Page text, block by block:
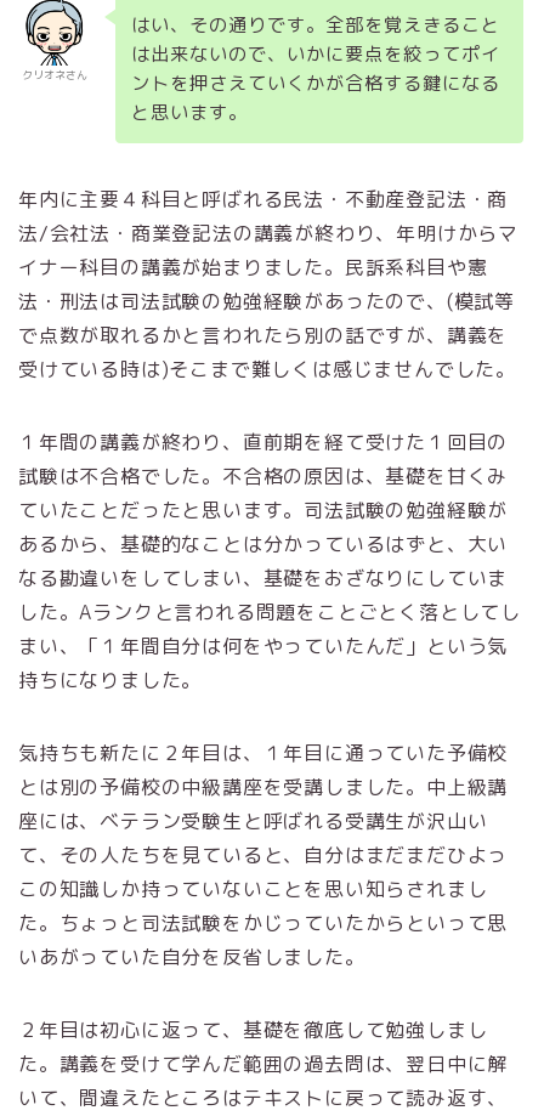
クリオネさん
はい、その通りです。全部を覚えきること
は出来ないので、いかに要点を絞ってポイ
ントを押さえていくかが合格する鍵になる
と思います。
年内に主要４科目と呼ばれる民法・不動産登記法・商
法/会社法・商業登記法の講義が終わり、年明けからマ
イナー科目の講義が始まりました。民訴系科目や憲
法・刑法は司法試験の勉強経験があったので、(模試等
で点数が取れるかと言われたら別の話ですが、講義を
受けている時は)そこまで難しくは感じませんでした。
１年間の講義が終わり、直前期を経て受けた１回目の
試験は不合格でした。不合格の原因は、基礎を甘くみ
ていたことだったと思います。司法試験の勉強経験が
あるから、基礎的なことは分かっているはずと、大い
なる勘違いをしてしまい、基礎をおざなりにしていま
した。Aランクと言われる問題をことごとく落としてし
まい、「１年間自分は何をやっていたんだ」という気
持ちになりました。
気持ちも新たに２年目は、１年目に通っていた予備校
とは別の予備校の中級講座を受講しました。中上級講
座には、ベテラン受験生と呼ばれる受講生が沢山い
て、その人たちを見ていると、自分はまだまだひよっ
この知識しか持っていないことを思い知らされまし
た。ちょっと司法試験をかじっていたからといって思
いあがっていた自分を反省しました。
２年目は初心に返って、基礎を徹底して勉強しまし
た。講義を受けて学んだ範囲の過去問は、翌日中に解
いて、間違えたところはテキストに戻って読み返す、